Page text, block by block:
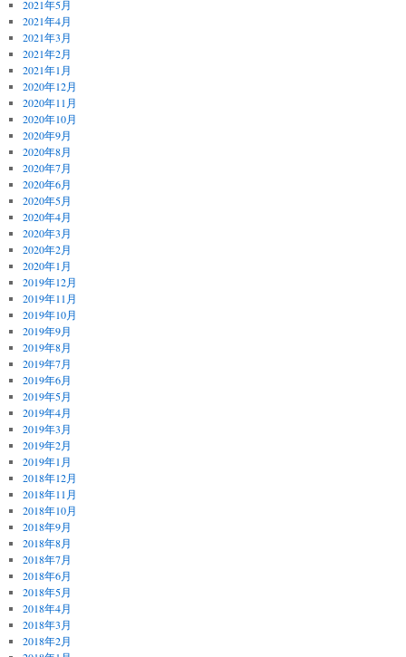
2021年5月
2021年4月
2021年3月
2021年2月
2021年1月
2020年12月
2020年11月
2020年10月
2020年9月
2020年8月
2020年7月
2020年6月
2020年5月
2020年4月
2020年3月
2020年2月
2020年1月
2019年12月
2019年11月
2019年10月
2019年9月
2019年8月
2019年7月
2019年6月
2019年5月
2019年4月
2019年3月
2019年2月
2019年1月
2018年12月
2018年11月
2018年10月
2018年9月
2018年8月
2018年7月
2018年6月
2018年5月
2018年4月
2018年3月
2018年2月